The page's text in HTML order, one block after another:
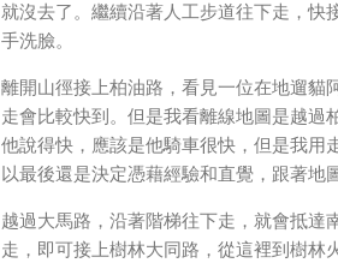
就沒去了。繼續沿著人工步道往下走，快
手洗臉。
離開山徑接上柏油路，看見一位在地遛貓
走會比較快到。但是我看離線地圖是越過
他說得快，應該是他騎車很快，但是我用
以最後還是決定憑藉經驗和直覺，跟著地
越過大馬路，沿著階梯往下走，就會抵達
走，即可接上樹林大同路，從這裡到樹林